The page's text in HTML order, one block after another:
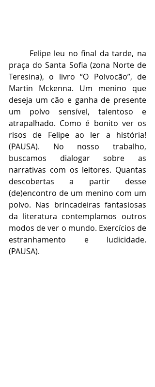
praça do Santa Sofia (zona Norte de
Teresina), o livro “O Polvocão”, de
Martin Mckenna. Um menino que
deseja um cão e ganha de presente
um polvo sensível, talentoso e
atrapalhado. Como é bonito ver os
risos de Felipe ao ler a história!
(PAUSA). No nosso trabalho,
buscamos dialogar sobre as
narrativas com os leitores. Quantas
descobertas a partir desse
(de)encontro de um menino com um
polvo. Nas brincadeiras fantasiosas
da literatura contemplamos outros
modos de ver o mundo. Exercícios de
estranhamento e ludicidade.
(PAUSA).